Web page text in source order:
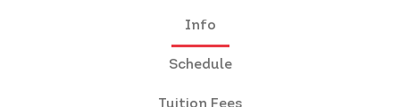
Info
Schedule
Tuition Fees